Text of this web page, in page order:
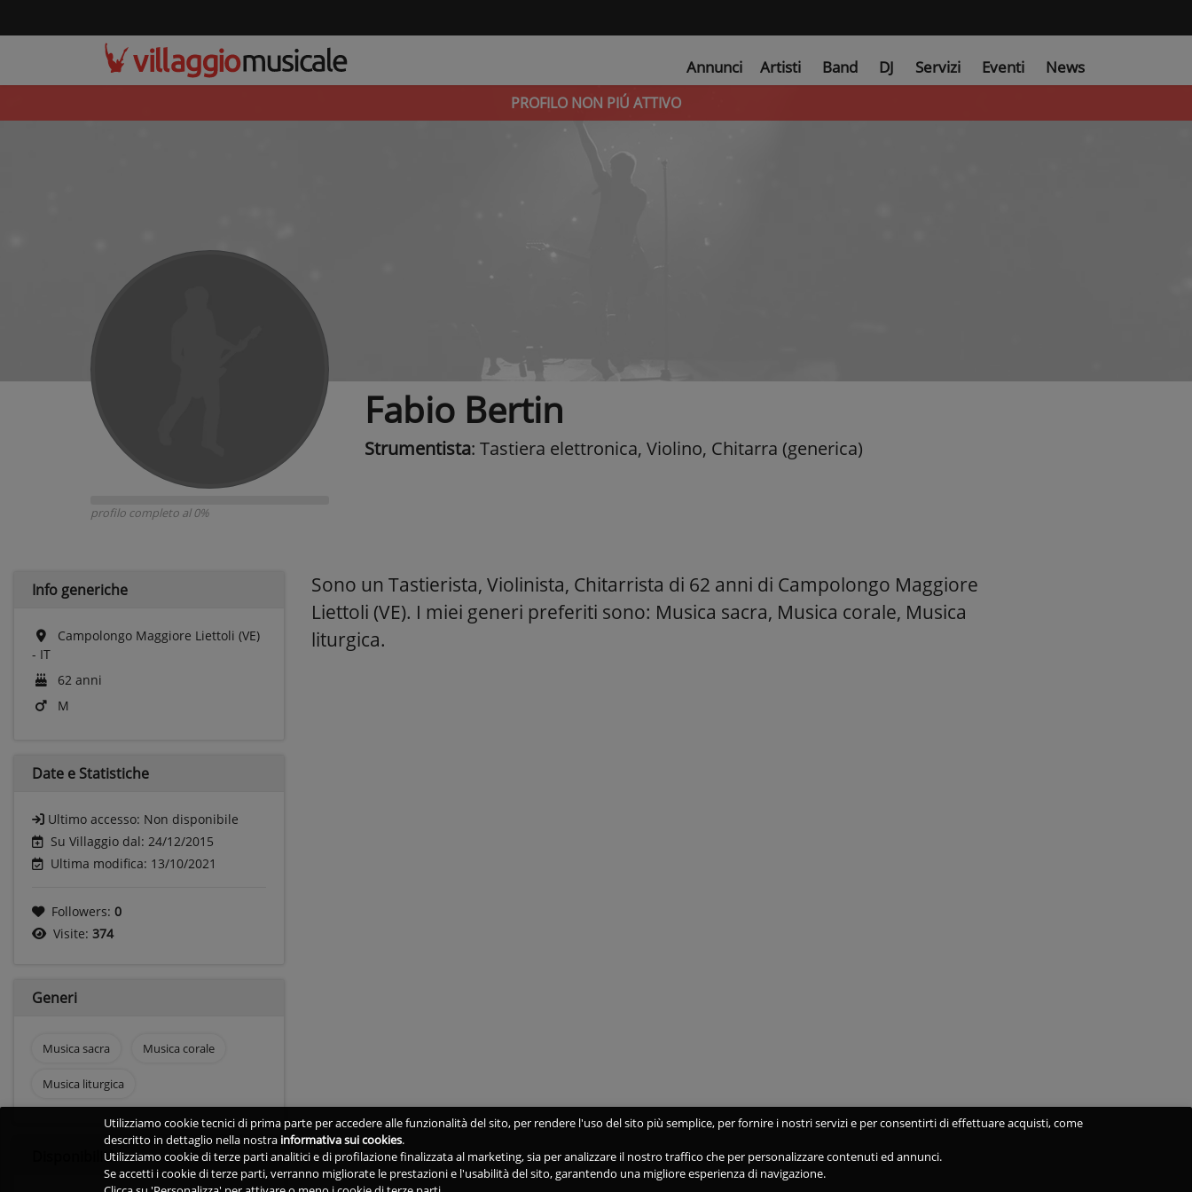
Annunci Artisti Band DJ Servizi Eventi News
PROFILO NON PIÚ ATTIVO
profilo completo al 0%
Fabio Bertin
Strumentista: Tastiera elettronica, Violino, Chitarra (generica)
Info generiche
Campolongo Maggiore Liettoli (VE)
- IT
62 anni
M
Date e Statistiche
Ultimo accesso: Non disponibile
Su Villaggio dal: 24/12/2015
Ultima modifica: 13/10/2021
Followers: 0
Visite: 374
Generi
Musica sacra Musica corale
Musica liturgica
Disponibilità
Sono un Tastierista, Violinista, Chitarrista di 62 anni di Campolongo Maggiore
Liettoli (VE). I miei generi preferiti sono: Musica sacra, Musica corale, Musica
liturgica.
Utilizziamo cookie tecnici di prima parte per accedere alle funzionalità del sito, per rendere l'uso del sito più semplice, per fornire i nostri servizi e per consentirti di effettuare acquisti, come
descritto in dettaglio nella nostra informativa sui cookies.
Utilizziamo cookie di terze parti analitici e di profilazione finalizzata al marketing, sia per analizzare il nostro traffico che per personalizzare contenuti ed annunci.
Se accetti i cookie di terze parti, verranno migliorate le prestazioni e l'usabilità del sito, garantendo una migliore esperienza di navigazione.